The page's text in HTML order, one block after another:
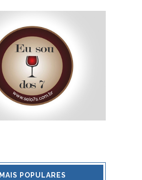
MAIS POPULARES